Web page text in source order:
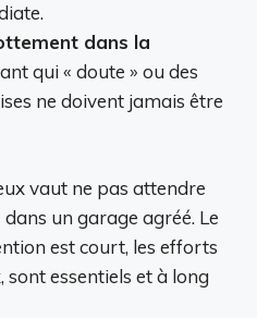
dans la
qui « doute » ou des
ne doivent jamais être
vaut ne pas attendre
un garage agréé. Le
est court, les efforts
essentiels et à long